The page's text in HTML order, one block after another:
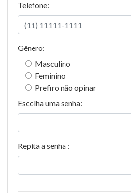
Telefone:
Gênero:
Masculino
Feminino
Prefiro não opinar
Escolha uma senha:
Repita a senha :